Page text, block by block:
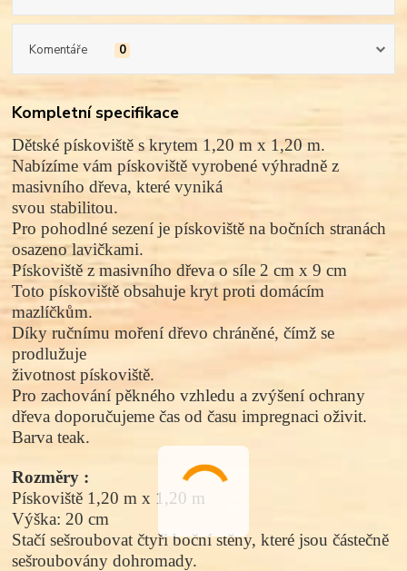
Komentáře 0
Kompletní specifikace
Dětské pískoviště s krytem 1,20 m x 1,20 m.
Nabízíme vám pískoviště vyrobené výhradně z
masivního dřeva, které vyniká
svou stabilitou.
Pro pohodlné sezení je pískoviště na bočních stranách
osazeno lavičkami.
Pískoviště z masivního dřeva o síle 2 cm x 9 cm
Toto pískoviště obsahuje kryt proti domácím
mazlíčkům.
Díky ručnímu moření dřevo chráněné, čímž se
prodlužuje
životnost pískoviště.
Pro zachování pěkného vzhledu a zvýšení ochrany
dřeva doporučujeme čas od času impregnaci oživit.
Barva teak.
Rozměry :
Pískoviště 1,20 m x 1,20 m
Výška: 20 cm
Stačí sešroubovat čtyři boční stěny, které jsou částečně
sešroubovány dohromady.